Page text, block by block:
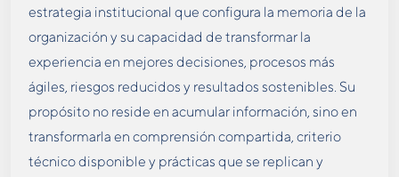
estrategia institucional que configura la memoria de la
organización y su capacidad de transformar la
experiencia en mejores decisiones, procesos más
ágiles, riesgos reducidos y resultados sostenibles. Su
propósito no reside en acumular información, sino en
transformarla en comprensión compartida, criterio
técnico disponible y prácticas que se replican y